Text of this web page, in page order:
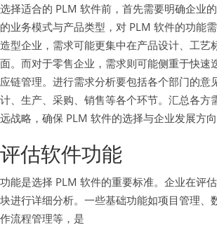
选择适合的 PLM 软件前，首先需要明确企业
的业务模式与产品类型，对 PLM 软件的功能
造型企业，需求可能更集中在产品设计、工艺
面。而对于零售企业，需求则可能侧重于快速
应链管理。进行需求分析要包括各个部门的意
计、生产、采购、销售等各个环节。汇总各方
远战略，确保 PLM 软件的选择与企业发展方向
评估软件功能
功能是选择 PLM 软件的重要标准。企业在评
块进行详细分析。一些基础功能如项目管理、
作流程管理等，是